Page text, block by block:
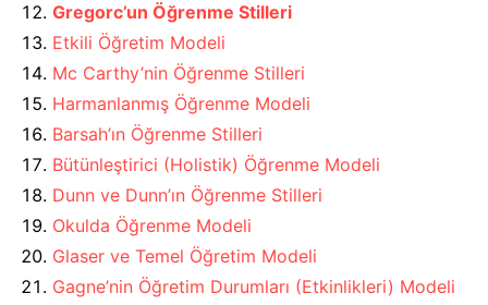
Gregorc’un Öğrenme Stilleri
Etkili Öğretim Modeli
Mc Carthy’nin Öğrenme Stilleri
Harmanlanmış Öğrenme Modeli
Barsah’ın Öğrenme Stilleri
Bütünleştirici (Holistik) Öğrenme Modeli
Dunn ve Dunn’ın Öğrenme Stilleri
Okulda Öğrenme Modeli
Glaser ve Temel Öğretim Modeli
Gagne’nin Öğretim Durumları (Etkinlikleri) Modeli